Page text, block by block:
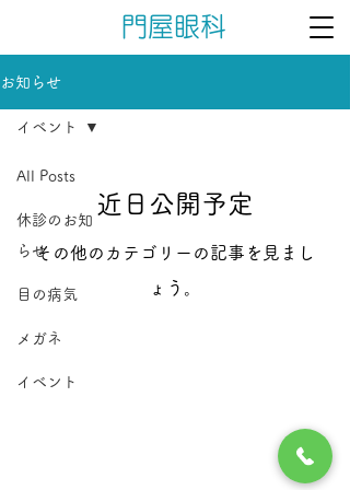
門屋眼科
お知らせ
All Posts
休診のお知
らせ
目の病気
メガネ
イベント
イベント
近日公開予定
その他のカテゴリーの記事を見まし
ょう。
姫路市 / 眼科 / なみだ目治療 / コンタクトレンズ
兵庫県姫路市御立西2丁目10-3-1